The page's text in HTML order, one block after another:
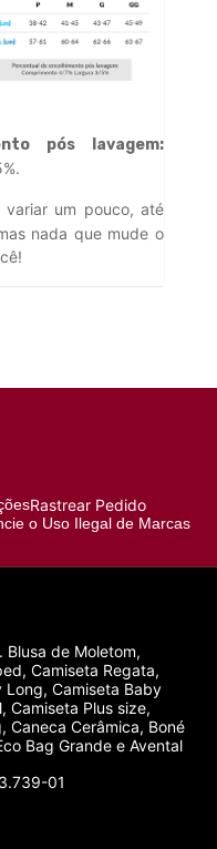
pós lavagem:
variar um pouco, até
nada que mude o
Rastrear Pedido
o Uso Ilegal de Marcas
de Moletom,
Camiseta Regata,
Long, Camiseta Baby
Camiseta Plus size,
Caneca Cerâmica, Boné
Bag Grande e Avental
01